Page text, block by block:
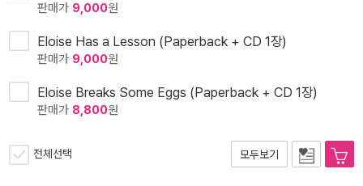
판매가 9,000원
Eloise Has a Lesson (Paperback + CD 1장)
판매가 9,000원
Eloise Breaks Some Eggs (Paperback + CD 1장)
판매가 8,800원
전체선택 모두보기